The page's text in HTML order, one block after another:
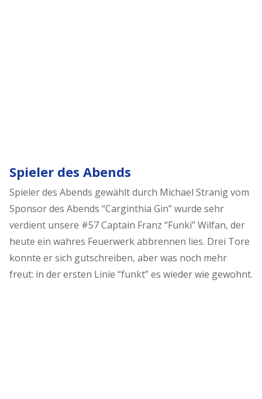
Spieler des Abends
Spieler des Abends gewählt durch Michael Stranig vom
Sponsor des Abends “Carginthia Gin” wurde sehr
verdient unsere #57 Captain Franz “Funki” Wilfan, der
heute ein wahres Feuerwerk abbrennen lies. Drei Tore
konnte er sich gutschreiben, aber was noch mehr
freut: in der ersten Linie “funkt” es wieder wie gewohnt.